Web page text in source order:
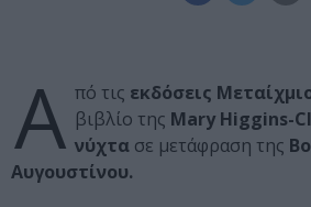
Α πό τις εκδόσεις
βιβλίο της Mary Higgins-
νύχτα σε μετάφραση της
Αυγουστίνου.